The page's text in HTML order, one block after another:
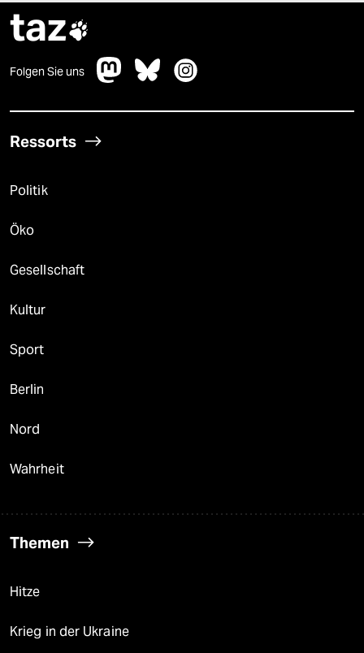
taz
Folgen Sie uns
Ressorts
Politik
Öko
Gesellschaft
Kultur
Sport
Berlin
Nord
Wahrheit
Themen
Hitze
Krieg in der Ukraine